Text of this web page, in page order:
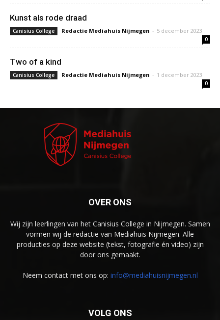
Kunst als rode draad
Canisius College Redactie Mediahuis Nijmegen - 5 december 2023
0
Two of a kind
Canisius College Redactie Mediahuis Nijmegen - 1 december 2023
0
OVER ONS
Wij zijn leerlingen van het Canisius College in Nijmegen. Samen
vormen wij de redactie van Mediahuis Nijmegen. Alle
producties op deze website (tekst, fotografie én video) zijn
door ons gemaakt.
Neem contact met ons op: info@mediahuisnijmegen.nl
VOLG ONS